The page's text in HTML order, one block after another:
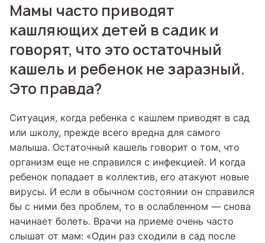
Мамы часто приводят
кашляющих детей в садик и
говорят, что это остаточный
кашель и ребенок не заразный.
Это правда?
Ситуация, когда ребенка с кашлем приводят в сад
или школу, прежде всего вредна для самого
малыша. Остаточный кашель говорит о том, что
организм еще не справился с инфекцией. И когда
ребенок попадает в коллектив, его атакуют новые
вирусы. И если в обычном состоянии он справился
бы с ними без проблем, то в ослабленном — снова
начинает болеть. Врачи на приеме очень часто
слышат от мам: «Один раз сходили в сад после